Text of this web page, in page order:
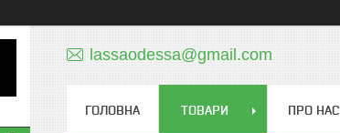
lassaodessa@gmail.com
ГОЛОВНА ТОВАРИ ПРО НАС